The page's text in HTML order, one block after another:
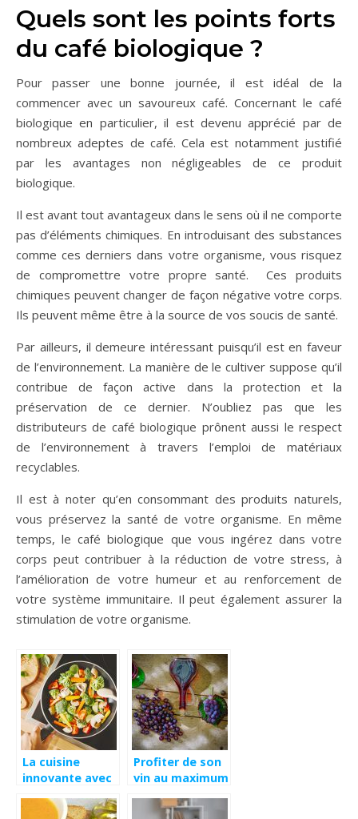
Quels sont les points forts
du café biologique ?
Pour passer une bonne journée, il est idéal de la
commencer avec un savoureux café. Concernant le café
biologique en particulier, il est devenu apprécié par de
nombreux adeptes de café. Cela est notamment justifié
par les avantages non négligeables de ce produit
biologique.
Il est avant tout avantageux dans le sens où il ne comporte
pas d’éléments chimiques. En introduisant des substances
comme ces derniers dans votre organisme, vous risquez
de compromettre votre propre santé. Ces produits
chimiques peuvent changer de façon négative votre corps.
Ils peuvent même être à la source de vos soucis de santé.
Par ailleurs, il demeure intéressant puisqu’il est en faveur
de l’environnement. La manière de le cultiver suppose qu’il
contribue de façon active dans la protection et la
préservation de ce dernier. N’oubliez pas que les
distributeurs de café biologique prônent aussi le respect
de l’environnement à travers l’emploi de matériaux
recyclables.
Il est à noter qu’en consommant des produits naturels,
vous préservez la santé de votre organisme. En même
temps, le café biologique que vous ingérez dans votre
corps peut contribuer à la réduction de votre stress, à
l’amélioration de votre humeur et au renforcement de
votre système immunitaire. Il peut également assurer la
stimulation de votre organisme.
La cuisine
innovante avec
induction
Profiter de son
vin au maximum